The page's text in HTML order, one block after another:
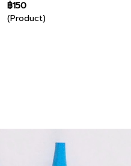
฿150
(Product)